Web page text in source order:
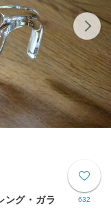
632
ング・ガラ